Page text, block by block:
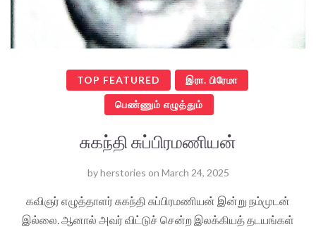
TOP FEATURED இரா. பிரேமா
பெண்ணும் எழுத்தும்
சுகந்தி சுப்பிரமணியன்
byherstories on March 24, 2025
கவிஞர் எழுத்தாளர் சுகந்தி சுப்பிரமணியன் இன்று நம்முடன்
இல்லை. ஆனால் அவர் விட்டுச் சென்ற இலக்கியத் தடயங்கள்